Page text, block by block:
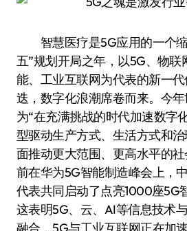
智慧医疗是5G应用的一个缩
五”规划开局之年，以5G、物
能、工业互联网为代表的新一
迭，数字化浪潮席卷而来。今
为“在充满挑战的时代加速数字
型驱动生产方式、生活方式和
面推动更大范围、更高水平的
前在华为5G智能制造峰会上，
代表共同启动了点亮1000座5G
这表明5G、云、AI等信息技术